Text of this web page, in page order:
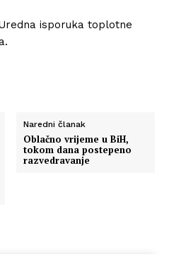
isporuka toplotne
Naredni članak
Oblačno vrijeme u BiH,
tokom dana postepeno
razvedravanje